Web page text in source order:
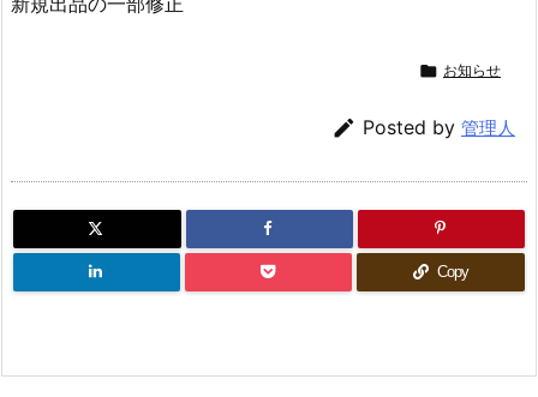
 お知らせ
 Posted by 管理人
Copy